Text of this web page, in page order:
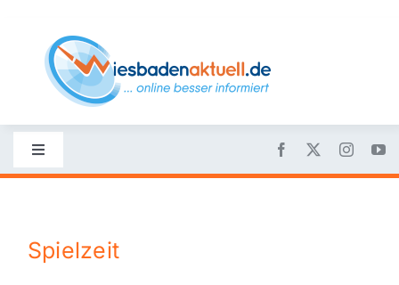
content
Toggle
Navigation
Nachrichten
Spielzeit